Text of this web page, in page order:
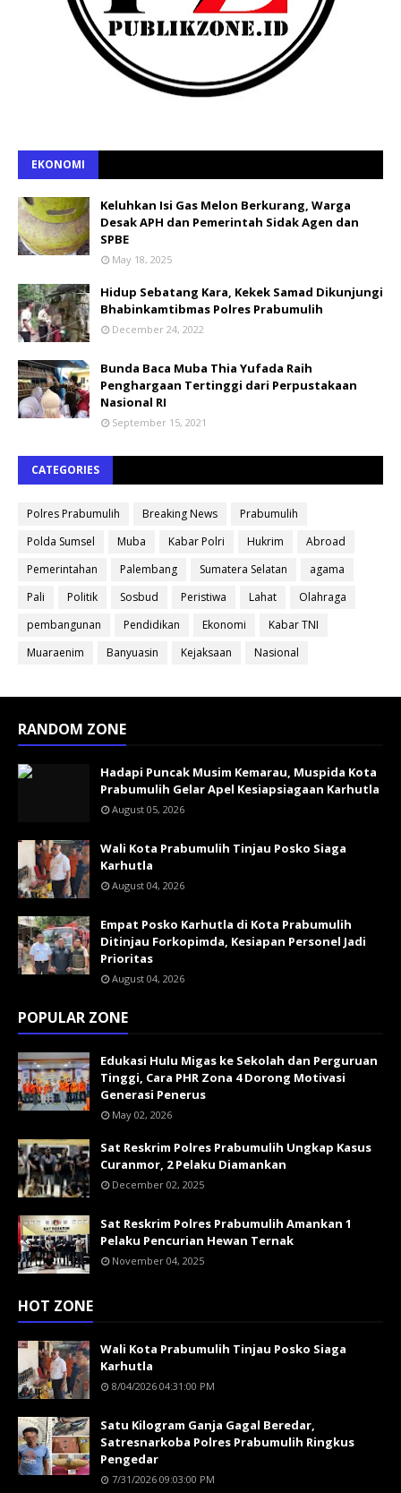
EKONOMI
Keluhkan Isi Gas Melon Berkurang, Warga
Desak APH dan Pemerintah Sidak Agen dan
SPBE
May 18, 2025
Hidup Sebatang Kara, Kekek Samad Dikunjungi
Bhabinkamtibmas Polres Prabumulih
December 24, 2022
Bunda Baca Muba Thia Yufada Raih
Penghargaan Tertinggi dari Perpustakaan
Nasional RI
September 15, 2021
CATEGORIES
Polres Prabumulih Breaking News
Prabumulih
Polda Sumsel
Muba Kabar Polri Hukrim
Abroad
Pemerintahan
Palembang Sumatera Selatan
agama
Pali
Politik Sosbud Peristiwa Lahat
Olahraga
pembangunan
Pendidikan Ekonomi
Kabar TNI
Muaraenim
Banyuasin Kejaksaan Nasional
RANDOM ZONE
Hadapi Puncak Musim Kemarau, Muspida Kota
Prabumulih Gelar Apel Kesiapsiagaan Karhutla
August 05, 2026
Wali Kota Prabumulih Tinjau Posko Siaga
Karhutla
August 04, 2026
Empat Posko Karhutla di Kota Prabumulih
Ditinjau Forkopimda, Kesiapan Personel Jadi
Prioritas
August 04, 2026
POPULAR ZONE
Edukasi Hulu Migas ke Sekolah dan Perguruan
Tinggi, Cara PHR Zona 4 Dorong Motivasi
Generasi Penerus
May 02, 2026
Sat Reskrim Polres Prabumulih Ungkap Kasus
Curanmor, 2 Pelaku Diamankan
December 02, 2025
Sat Reskrim Polres Prabumulih Amankan 1
Pelaku Pencurian Hewan Ternak
November 04, 2025
HOT ZONE
Wali Kota Prabumulih Tinjau Posko Siaga
Karhutla
8/04/2026 04:31:00 PM
Satu Kilogram Ganja Gagal Beredar,
Satresnarkoba Polres Prabumulih Ringkus
Pengedar
7/31/2026 09:03:00 PM